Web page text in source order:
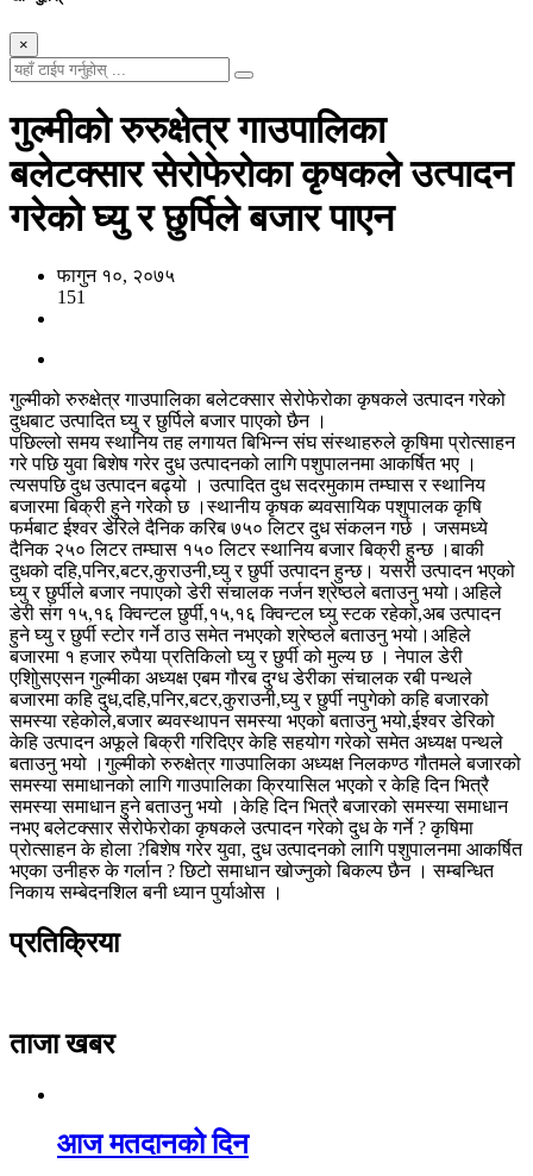
×
गुल्मीको रुरुक्षेत्र गाउपालिका
बलेटक्सार सेरोफेरोका कृषकले उत्पादन
गरेको घ्यु र छुर्पिले बजार पाएन
फागुन १०, २०७५
151
गुल्मीको रुरुक्षेत्र गाउपालिका बलेटक्सार सेरोफेरोका कृषकले उत्पादन गरेको
दुधबाट उत्पादित घ्यु र छुर्पिले बजार पाएको छैन ।
पछिल्लो समय स्थानिय तह लगायत बिभिन्न संघ संस्थाहरुले कृषिमा प्रोत्साहन
गरे पछि युवा बिशेष गरेर दुध उत्पादनको लागि पशुपालनमा आकर्षित भए ।
त्यसपछि दुध उत्पादन बढ्यो । उत्पादित दुध सदरमुकाम तम्घास र स्थानिय
बजारमा बिक्री हुने गरेको छ ।स्थानीय कृषक ब्यवसायिक पशुपालक कृषि
फर्मबाट ईश्वर डेरिले दैनिक करिब ७५० लिटर दुध संकलन गर्छ । जसमध्ये
दैनिक २५० लिटर तम्घास १५० लिटर स्थानिय बजार बिक्री हुन्छ ।बाकी
दुधको दहि,पनिर,बटर,कुराउनी,घ्यु र छुर्पी उत्पादन हुन्छ। यसरी उत्पादन भएको
घ्यु र छुर्पीले बजार नपाएको डेरी संचालक नर्जन श्रेष्ठले बताउनु भयो।अहिले
डेरी संग १५,१६ क्विन्टल छुर्पी,१५,१६ क्विन्टल घ्यु स्टक रहेको,अब उत्पादन
हुने घ्यु र छुर्पी स्टोर गर्ने ठाउ समेत नभएको श्रेष्ठले बताउनु भयो।अहिले
बजारमा १ हजार रुपैया प्रतिकिलो घ्यु र छुर्पी को मुल्य छ । नेपाल डेरी
एशोुिसएसन गुल्मीका अध्यक्ष एबम गौरब दुग्ध डेरीका संचालक रबी पन्थले
बजारमा कहि दुध,दहि,पनिर,बटर,कुराउनी,घ्यु र छुर्पी नपुगेको कहि बजारको
समस्या रहेकोले,बजार ब्यवस्थापन समस्या भएको बताउनु भयो,ईश्वर डेरिको
केहि उत्पादन अफूले बिक्री गरिदिएर केहि सहयोग गरेको समेत अध्यक्ष पन्थले
बताउनु भयो ।गुल्मीको रुरुक्षेत्र गाउपालिका अध्यक्ष निलकण्ठ गौतमले बजारको
समस्या समाधानको लागि गाउपालिका क्रियासिल भएको र केहि दिन भित्रै
समस्या समाधान हुने बताउनु भयो ।केहि दिन भित्रै बजारको समस्या समाधान
नभए बलेटक्सार सेरोफेरोका कृषकले उत्पादन गरेको दुध के गर्ने ? कृषिमा
प्रोत्साहन के होला ?बिशेष गरेर युवा, दुध उत्पादनको लागि पशुपालनमा आकर्षित
भएका उनीहरु के गर्लान ? छिटो समाधान खोज्नुको बिकल्प छैन । सम्बन्धित
निकाय सम्बेदनशिल बनी ध्यान पुर्याओस ।
प्रतिक्रिया
ताजा खबर
आज मतदानको दिन